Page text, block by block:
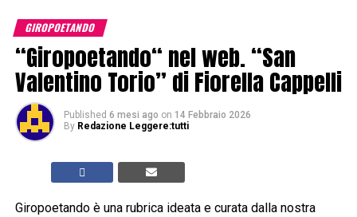
GIROPOETANDO
“Giropoetando“ nel web. “San
Valentino Torio” di Fiorella Cappelli
Published 6 mesi ago on 14 Febbraio 2026
By Redazione Leggere:tutti
Giropoetando è una rubrica ideata e curata dalla nostra